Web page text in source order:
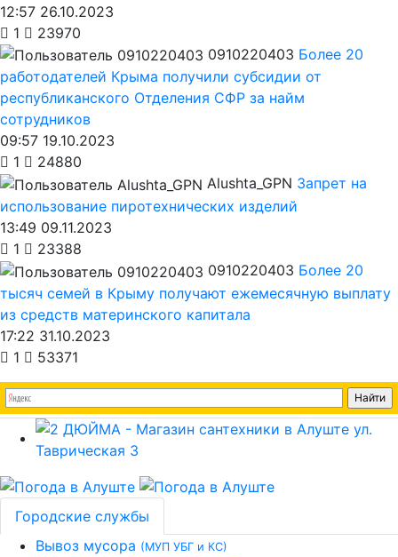
12:57 26.10.2023
1
23970
0910220403 Более 20
работодателей Крыма получили субсидии от
республиканского Отделения СФР за найм
сотрудников
09:57 19.10.2023
1
24880
Alushta_GPN Запрет на
использование пиротехнических изделий
13:49 09.11.2023
1
23388
0910220403 Более 20
тысяч семей в Крыму получают ежемесячную выплату
из средств материнского капитала
17:22 31.10.2023
1
53371
Городские службы
Вывоз мусора (МУП УБГ и КС)